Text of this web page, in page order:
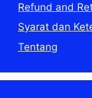
Refund and
Syarat dan
Tentang